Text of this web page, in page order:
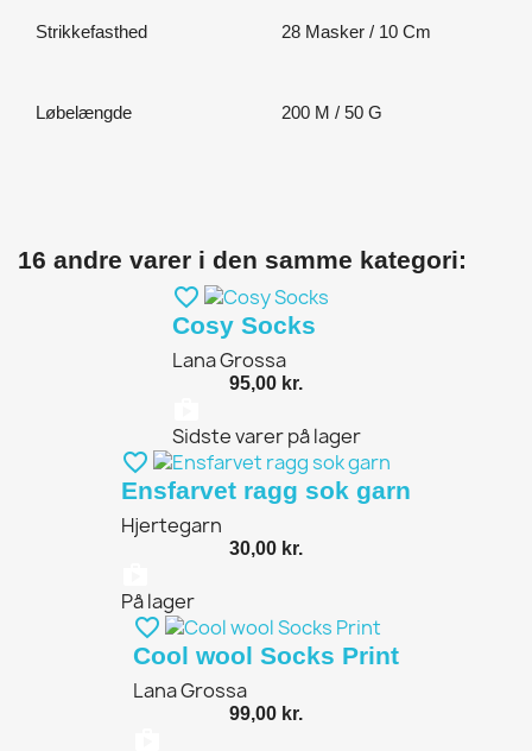
Strikkefasthed 28 Masker / 10 Cm
Løbelængde 200 M / 50 G
16 andre varer i den samme kategori:
favorite_border
Cosy Socks
Lana Grossa
95,00 kr.
Sidste varer på lager
favorite_border
Ensfarvet ragg sok garn
Hjertegarn
30,00 kr.
På lager
favorite_border
Cool wool Socks Print
Lana Grossa
99,00 kr.